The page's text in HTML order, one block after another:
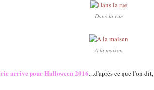
Dans la rue
A la maison
arrive pour Halloween 2016....d'après ce que l'on dit,